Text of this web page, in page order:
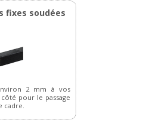
fixes soudées
2 mm à vos
pour le passage
cadre.